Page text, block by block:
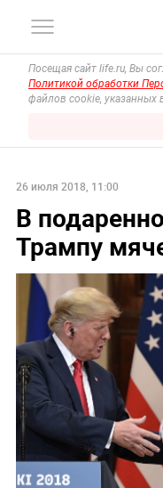
Посещая сайт life.ru, Вы
Политикой обработки
файлов cookie, указанных
26 июля 2018, 11:00
В
Трампу